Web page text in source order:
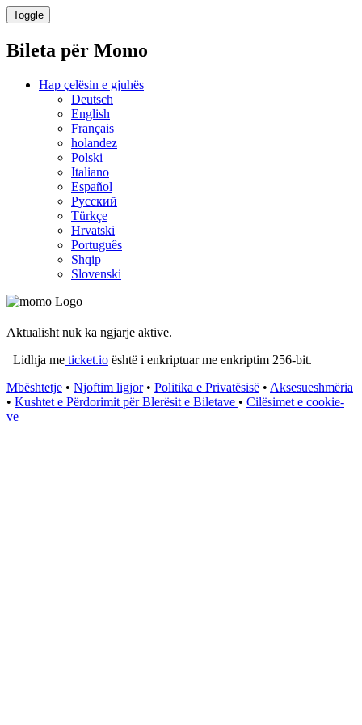
Toggle
Bileta për Momo
Hap çelësin e gjuhës
Deutsch
English
Français
holandez
Polski
Italiano
Español
Русский
Türkçe
Hrvatski
Português
Shqip
Slovenski
Aktualisht nuk ka ngjarje aktive.
Lidhja me ticket.io është i enkriptuar me enkriptim 256-bit.
Mbështetje • Njoftim ligjor• Politika e Privatësisë • Aksesueshmëria
• Kushtet e Përdorimit për Blerësit e Biletave • Cilësimet e cookie-
ve